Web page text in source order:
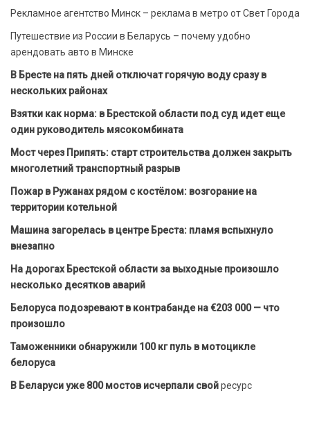
Рекламное агентство Минск – реклама в метро от Свет Города
Путешествие из России в Беларусь – почему удобно
арендовать авто в Минске
В Бресте на пять дней отключат горячую воду сразу в
нескольких районах
Взятки как норма: в Брестской области под суд идет еще
один руководитель мясокомбината
Мост через Припять: старт строительства должен закрыть
многолетний транспортный разрыв
Пожар в Ружанах рядом с костёлом: возгорание на
территории котельной
Машина загорелась в центре Бреста: пламя вспыхнуло
внезапно
На дорогах Брестской области за выходные произошло
несколько десятков аварий
Белоруса подозревают в контрабанде на €203 000 — что
произошло
Таможенники обнаружили 100 кг пуль в мотоцикле
белоруса
В Беларуси уже 800 мостов исчерпали свойресурс